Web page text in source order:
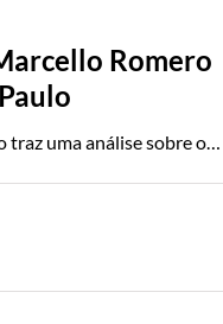
Romero
traz uma análise sobre o…